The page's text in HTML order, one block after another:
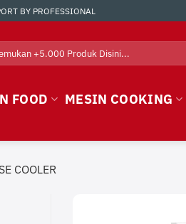
BY PROFESSIONAL
FOOD MESIN COOKING
COOLER